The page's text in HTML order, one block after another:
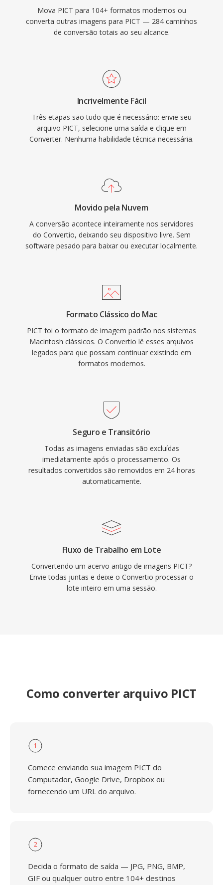
Mova PICT para 104+ formatos modernos ou
converta outras imagens para PICT — 284 caminhos
de conversão totais ao seu alcance.
Incrivelmente Fácil
Três etapas são tudo que é necessário: envie seu
arquivo PICT, selecione uma saída e clique em
Converter. Nenhuma habilidade técnica necessária.
Movido pela Nuvem
A conversão acontece inteiramente nos servidores
do Convertio, deixando seu dispositivo livre. Sem
software pesado para baixar ou executar localmente.
Formato Clássico do Mac
PICT foi o formato de imagem padrão nos sistemas
Macintosh clássicos. O Convertio lê esses arquivos
legados para que possam continuar existindo em
formatos modernos.
Seguro e Transitório
Todas as imagens enviadas são excluídas
imediatamente após o processamento. Os
resultados convertidos são removidos em 24 horas
automaticamente.
Fluxo de Trabalho em Lote
Convertendo um acervo antigo de imagens PICT?
Envie todas juntas e deixe o Convertio processar o
lote inteiro em uma sessão.
Como converter arquivo PICT
1
Comece enviando sua imagem PICT do
Computador, Google Drive, Dropbox ou
fornecendo um URL do arquivo.
2
Decida o formato de saída — JPG, PNG, BMP,
GIF ou qualquer outro entre 104+ destinos